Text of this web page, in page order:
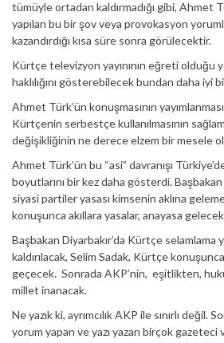
tümüyle ortadan kaldırmadığı gibi, Ahmet
yapılan bu bir şov veya provokasyon
kazandırdığı kısa süre sonra görülecektir.
Kürtçe televizyon yayınının eğreti olduğu
haklılığını gösterebilecek bundan daha iyi
Ahmet Türk’ün konuşmasının
Kürtçenin serbestçe kullanılmasının
değişikliğinin ne derece elzem bir mesele
Ahmet Türk’ün bu “asi” davranışı
boyutlarını bir kez daha gösterdi.
siyasi partiler yasası kimsenin aklına
konuşunca akıllara yasalar, anayasa
Başbakan Diyarbakır’da Kürtçe selamlama
kaldırılacak, Selim Sadak, Kürtçe
geçecek. Sonrada AKP’nin, eşitlikten,
millet inanacak.
Ne yazık ki, ayrımcılık AKP ile sınırlı değil.
yorum yapan ve yazı yazan birçok gazeteci